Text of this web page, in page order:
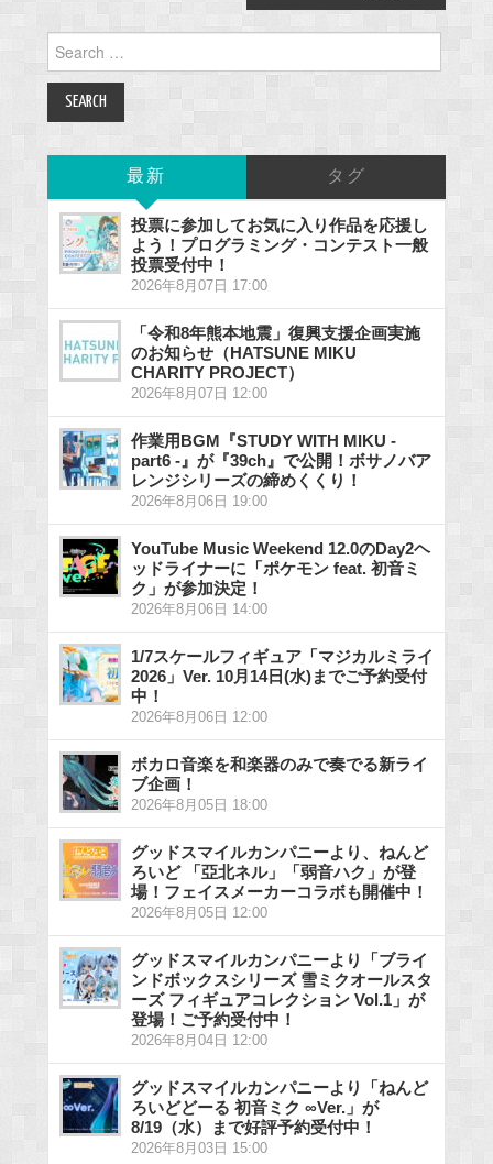
for:
最新 タグ
投票に参加してお気に入り作品を応援し
よう！プログラミング・コンテスト一般
投票受付中！
2026年8月07日 17:00
「令和8年熊本地震」復興支援企画実施
のお知らせ（HATSUNE MIKU
CHARITY PROJECT）
2026年8月07日 12:00
作業用BGM『STUDY WITH MIKU -
part6 -』が『39ch』で公開！ボサノバア
レンジシリーズの締めくくり！
2026年8月06日 19:00
YouTube Music Weekend 12.0のDay2ヘ
ッドライナーに「ポケモン feat. 初音ミ
ク」が参加決定！
2026年8月06日 14:00
1/7スケールフィギュア「マジカルミライ
2026」Ver. 10月14日(水)までご予約受付
中！
2026年8月06日 12:00
ボカロ音楽を和楽器のみで奏でる新ライ
ブ企画！
2026年8月05日 18:00
グッドスマイルカンパニーより、ねんど
ろいど 「亞北ネル」「弱音ハク」が登
場！フェイスメーカーコラボも開催中！
2026年8月05日 12:00
グッドスマイルカンパニーより「ブライ
ンドボックスシリーズ 雪ミクオールスタ
ーズ フィギュアコレクション Vol.1」が
登場！ご予約受付中！
2026年8月04日 12:00
グッドスマイルカンパニーより「ねんど
ろいどどーる 初音ミク ∞Ver.」が
8/19（水）まで好評予約受付中！
2026年8月03日 15:00